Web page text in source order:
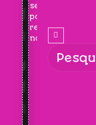
se
para
receber
novidades!